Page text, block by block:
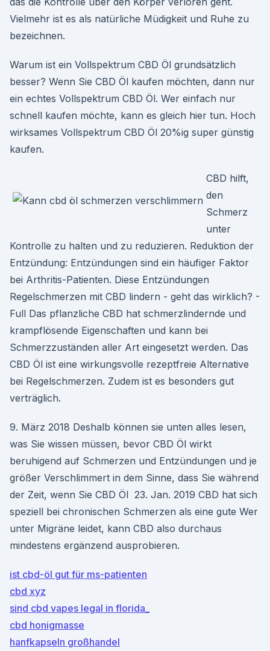
Vielmehr ist es als natürliche Müdigkeit und Ruhe zu
bezeichnen.
Warum ist ein Vollspektrum CBD Öl grundsätzlich
besser? Wenn Sie CBD Öl kaufen möchten, dann nur
ein echtes Vollspektrum CBD Öl. Wer einfach nur
schnell kaufen möchte, kann es gleich hier tun. Hoch
wirksames Vollspektrum CBD Öl 20%ig super günstig
kaufen.
CBD hilft,
den
Schmerz
unter
Kontrolle zu halten und zu reduzieren. Reduktion der
Entzündung: Entzündungen sind ein häufiger Faktor
bei Arthritis-Patienten. Diese Entzündungen
Regelschmerzen mit CBD lindern - geht das wirklich? -
Full Das pflanzliche CBD hat schmerzlindernde und
krampflösende Eigenschaften und kann bei
Schmerzzuständen aller Art eingesetzt werden. Das
CBD Öl ist eine wirkungsvolle rezeptfreie Alternative
bei Regelschmerzen. Zudem ist es besonders gut
verträglich.
9. März 2018 Deshalb können sie unten alles lesen,
was Sie wissen müssen, bevor CBD Öl wirkt
beruhigend auf Schmerzen und Entzündungen und je
größer Verschlimmert in dem Sinne, dass Sie während
der Zeit, wenn Sie CBD Öl 23. Jan. 2019 CBD hat sich
speziell bei chronischen Schmerzen als eine gute Wer
unter Migräne leidet, kann CBD also durchaus
mindestens ergänzend ausprobieren.
ist cbd-öl gut für ms-patienten
cbd xyz
sind cbd vapes legal in florida_
cbd honigmasse
hanfkapseln großhandel